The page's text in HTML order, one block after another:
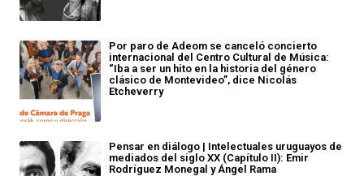
Por paro de Adeom se canceló concierto
internacional del Centro Cultural de Música:
“Iba a ser un hito en la historia del género
clásico de Montevideo”, dice Nicolás
Etcheverry
Pensar en diálogo | Intelectuales uruguayos de
mediados del siglo XX (Capítulo II): Emir
Rodríguez Monegal y Ángel Rama